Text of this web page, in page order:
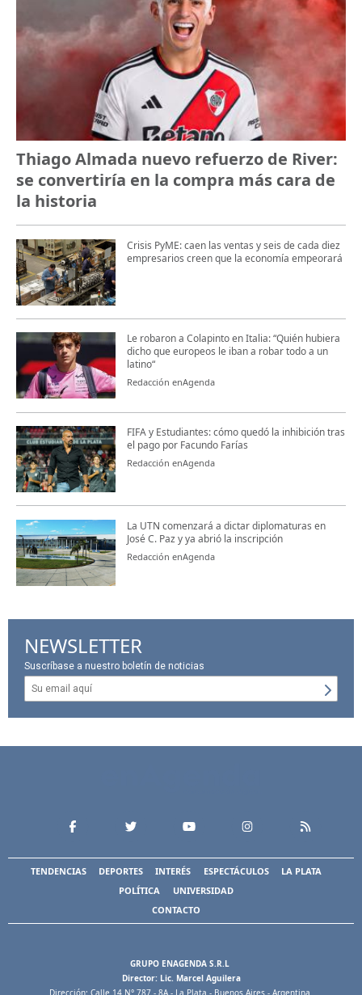
Thiago Almada nuevo refuerzo de River:
se convertiría en la compra más cara de
la historia
Crisis PyME: caen las ventas y seis de cada diez
empresarios creen que la economía empeorará
Le robaron a Colapinto en Italia: “Quién hubiera
dicho que europeos le iban a robar todo a un
latino“
Redacción enAgenda
FIFA y Estudiantes: cómo quedó la inhibición tras
el pago por Facundo Farías
Redacción enAgenda
La UTN comenzará a dictar diplomaturas en
José C. Paz y ya abrió la inscripción
Redacción enAgenda
NEWSLETTER
Suscríbase a nuestro boletín de noticias
TENDENCIAS DEPORTES INTERÉS ESPECTÁCULOS
LA PLATA
POLÍTICA
UNIVERSIDAD
CONTACTO
GRUPO ENAGENDA S.R.L
Director: Lic. Marcel Aguilera